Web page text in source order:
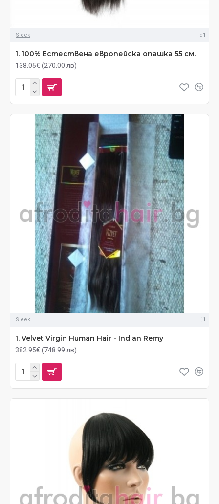
Sleek d1
1. 100% Естествена европейска опашка 55 см.
138.05€ (270.00 лв)
Sleek j1
1. Velvet Virgin Human Hair - Indian Remy
382.95€ (748.99 лв)